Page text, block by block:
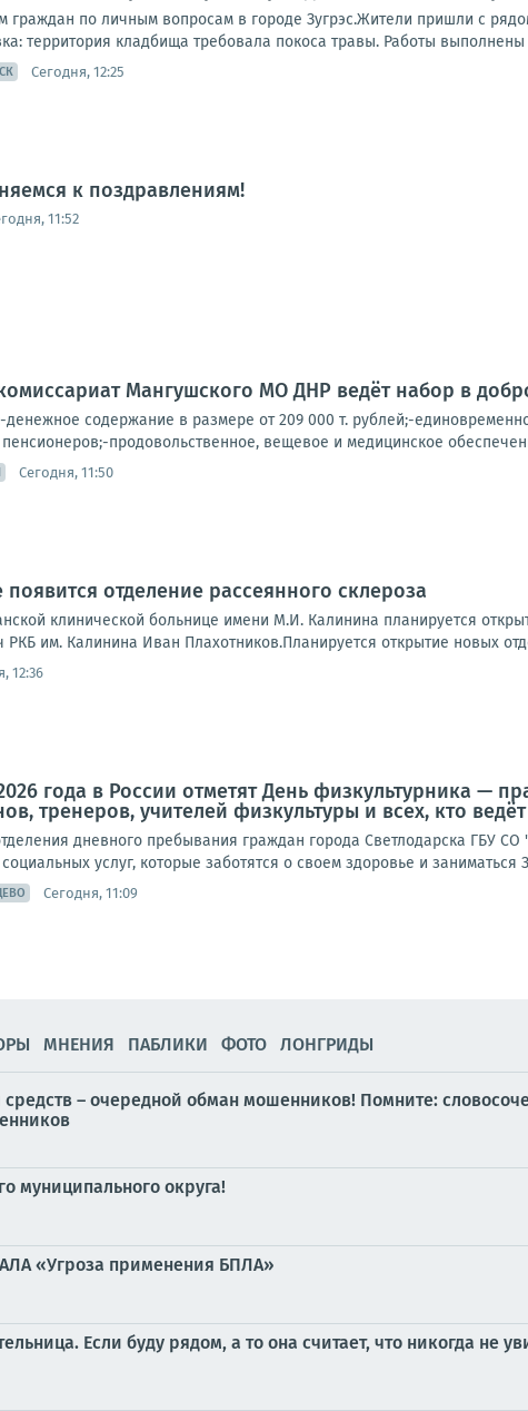
граждан по личным вопросам в городе Зугрэс.Жители пришли с
территория кладбища требовала покоса травы. Работы
Сегодня, 12:25
к поздравлениям!
11:52
Мангушского МО ДНР ведёт набор в
денежное содержание в размере от 209 000 т. рублей;-
продовольственное, вещевое и медицинское
Сегодня, 11:50
отделение рассеянного склероза
клинической больнице имени М.И. Калинина планируется
РКБ им. Калинина Иван Плахотников.Планируется открытие новых
12:36
года в России отметят День физкультурника —
тренеров, учителей физкультуры и всех, кто
дневного пребывания граждан города Светлодарска ГБУ
услуг, которые заботятся о своем здоровье и заниматься
Сегодня, 11:09
МНЕНИЯ ПАБЛИКИ ФОТО ЛОНГРИДЫ
– очередной обман мошенников! Помните:
муниципального округа!
«Угроза применения БПЛА»
Если буду рядом, а то она считает, что никогда не